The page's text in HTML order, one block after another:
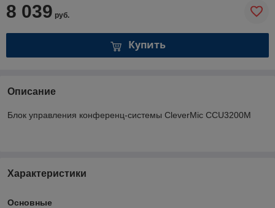
8 039 руб.
Купить
Описание
Блок управления конференц-системы CleverMic CCU3200M
Характеристики
Основные